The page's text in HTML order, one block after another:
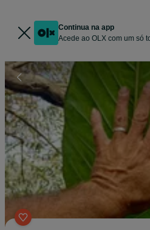
Continua na app
Acede ao OLX com um só